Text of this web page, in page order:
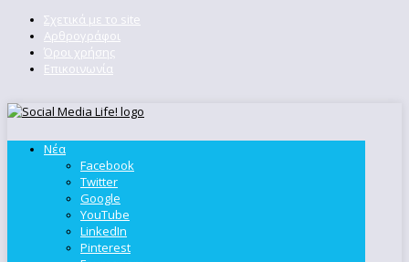
Σχετικά με το site
Αρθρογράφοι
Όροι χρήσης
Επικοινωνία
Νέα
Facebook
Twitter
Google
YouTube
LinkedIn
Pinterest